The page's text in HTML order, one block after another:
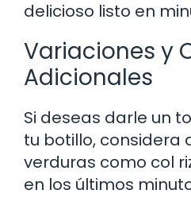
delicioso listo en
Variaciones y
Adicionales
Si deseas darle un
tu botillo, considera
verduras como col
en los últimos